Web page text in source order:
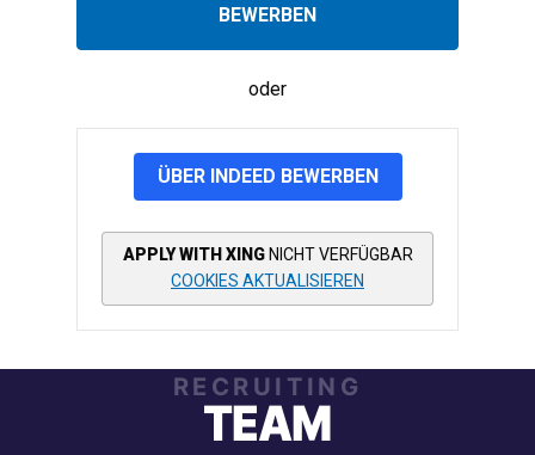
BEWERBEN
oder
ÜBER INDEED BEWERBEN
APPLY WITH XING NICHT VERFÜGBAR
COOKIES AKTUALISIEREN
RECRUITING
TEAM